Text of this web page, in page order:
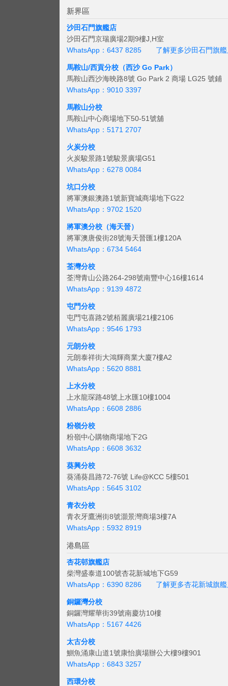
新界區
沙田石門旗艦店
沙田石門京瑞廣場2期9樓J,H室
WhatsApp：6437 8285
了解更多沙田石門旗
馬鞍山/西貢分校（西沙 Go Park）
馬鞍山西沙海映路8號 Go Park 2 商場 LG25 號鋪
WhatsApp：9010 3397
馬鞍山分校
馬鞍山中心商場地下50-51號舖
WhatsApp：5171 2707
火炭分校
火炭駿景路1號駿景廣場G51
WhatsApp：6278 0084
坑口分校
將軍澳銀澳路1號新寶城商場地下G22
WhatsApp：9702 1520
將軍澳分校（海天晉）
將軍澳唐俊街28號海天晉匯1樓120A
WhatsApp：6734 5464
荃灣分校
荃灣青山公路264-298號南豐中心16樓1614
WhatsApp：9139 4872
屯門分校
屯門屯喜路2號栢麗廣場21樓2106
WhatsApp：9546 1793
元朗分校
元朗泰祥街大鴻輝商業大廈7樓A2
WhatsApp：5620 8881
上水分校
上水龍琛路48號上水匯10樓1004
WhatsApp：6608 2886
粉嶺分校
粉嶺中心購物商場地下2G
WhatsApp：6608 3632
葵興分校
葵涌葵昌路72-76號 Life@KCC 5樓501
WhatsApp：5645 3102
青衣分校
青衣牙鷹洲街8號灝景灣商場3樓7A
WhatsApp：5932 8919
港島區
杏花邨旗艦店
柴灣盛泰道100號杏花新城地下G59
WhatsApp：6390 8286
了解更多杏花新城旗
銅鑼灣分校
銅鑼灣耀華街39號南慶坊10樓
WhatsApp：5167 4426
太古分校
鰂魚涌康山道1號康怡廣場辦公大樓9樓901
WhatsApp：6843 3257
西環分校